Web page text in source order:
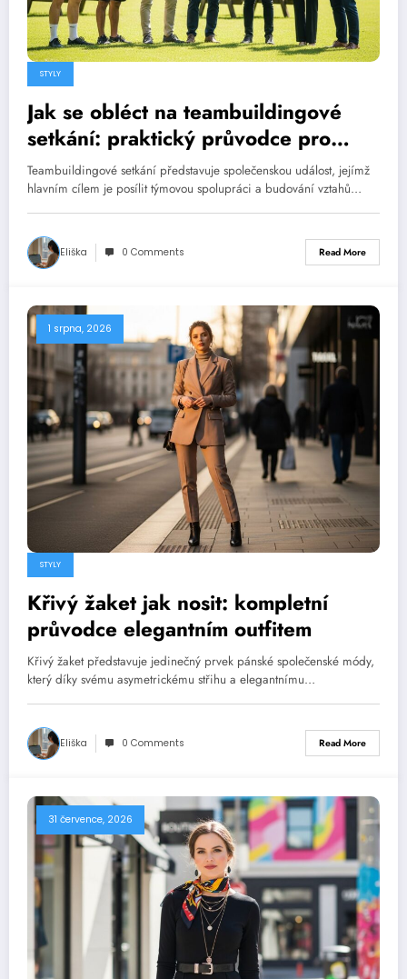
STYLY
Jak se obléct na teambuildingové
setkání: praktický průvodce pro
každý typ aktivity
Teambuildingové setkání představuje společenskou událost, jejímž
hlavním cílem je posílit týmovou spolupráci a budování vztahů…
Eliška 0 Comments Read More
1 srpna, 2026
STYLY
Křivý žaket jak nosit: kompletní
průvodce elegantním outfitem
Křivý žaket představuje jedinečný prvek pánské společenské módy,
který díky svému asymetrickému střihu a elegantnímu…
Eliška 0 Comments Read More
31 července, 2026